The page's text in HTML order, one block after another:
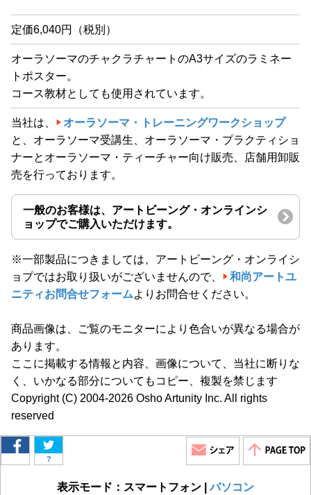
定価6,040円（税別）
オーラソーマのチャクラチャートのA3サイズのラミネー
トポスター。
コース教材としても使用されています。
当社は、
オーラソーマ・トレーニングワークショップ
と、オーラソーマ受講生、オーラソーマ・プラクティショ
ナーとオーラソーマ・ティーチャー向け販売、店舗用卸販
売を行っております。
一般のお客様は、アートビーング・オンラインシ
ョップでご購入いただけます。
※一部製品につきましては、アートビーング・オンライシ
ョプではお取り扱いがございませんので、
和尚アートユ
ニティお問合せフォームよりお問合せください。
商品画像は、ご覧のモニターにより色合いが異なる場合が
あります。
ここに掲載する情報と内容、画像について、当社に断りな
く、いかなる部分についてもコピー、複製を禁じます
Copyright (C) 2004-2026 Osho Artunity Inc. All rights
reserved
?
表示モード：スマートフォン |パソコン